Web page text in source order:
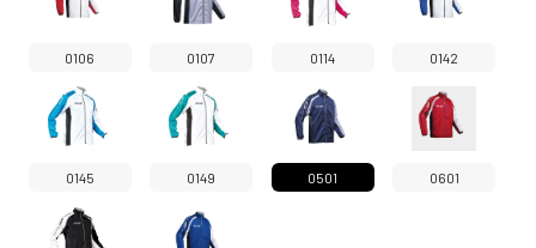
0106 0107 0114 0142
0145 0149 0501 0601